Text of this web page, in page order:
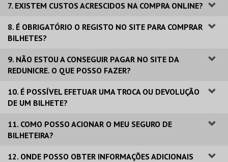
7. EXISTEM CUSTOS ACRESCIDOS NA COMPRA ONLINE?
8. É OBRIGATÓRIO O REGISTO NO SITE PARA COMPRAR
BILHETES?
9. NÃO ESTOU A CONSEGUIR PAGAR NO SITE DA
REDUNICRE. O QUE POSSO FAZER?
10. É POSSÍVEL EFETUAR UMA TROCA OU DEVOLUÇÃO
DE UM BILHETE?
11. COMO POSSO ACIONAR O MEU SEGURO DE
BILHETEIRA?
12. ONDE POSSO OBTER INFORMAÇÕES ADICIONAIS